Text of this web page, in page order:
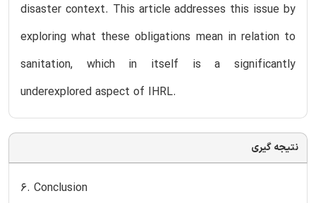
disaster context. This article addresses this issue by
exploring what these obligations mean in relation to
sanitation, which in itself is a significantly
underexplored aspect of IHRL.
نتیجه گیری
6. Conclusion